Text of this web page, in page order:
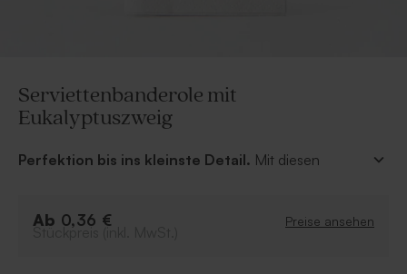
Serviettenbanderole mit
Eukalyptuszweig
Perfektion bis ins kleinste Detail. Mit diesen
Kombinieren mit den passenden Tischsets,
Ab 0,36 € Preise ansehen